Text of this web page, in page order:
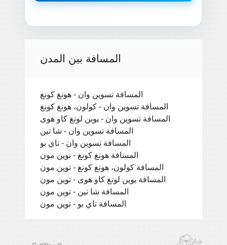
المسافة بين المدن
المسافة تسوين وان - هونغ كونغ
المسافة تسوين وان - كولون، هونغ كونغ
المسافة تسوين وان - يوين لونغ كاو هوى
المسافة تسوين وان - شا تين
المسافة تسوين وان - تاي بو
المسافة هونغ كونغ - توين مون
المسافة كولون، هونغ كونغ - توين مون
المسافة يوين لونغ كاو هوى - توين مون
المسافة شا تين - توين مون
المسافة تاي بو - توين مون